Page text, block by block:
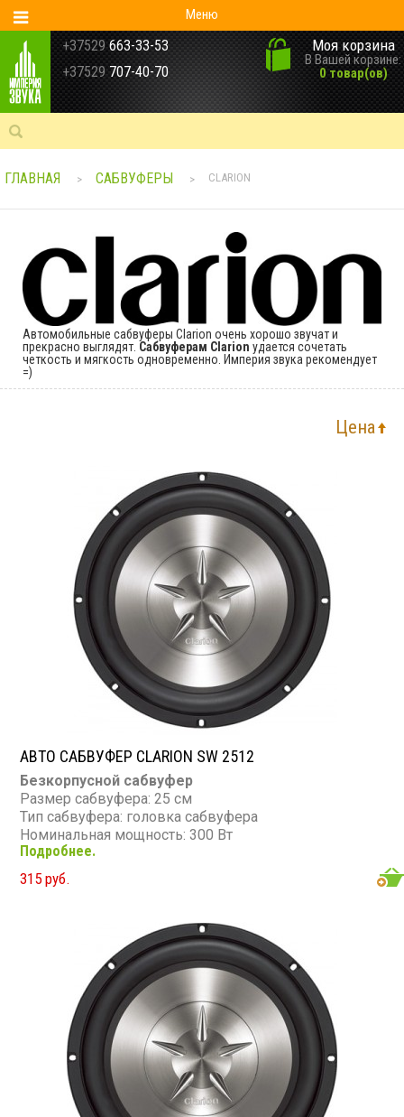
Меню
+37529 663-33-53
+37529 707-40-70
Моя корзина
В Вашей корзине:
0 товар(ов)
ГЛАВНАЯ > САБВУФЕРЫ > CLARION
Автомобильные сабвуферы Clarion очень хорошо звучат и
прекрасно выглядят. Сабвуферам Clarion удается сочетать
четкость и мягкость одновременно. Империя звука рекомендует
=)
Цена
АВТО САБВУФЕР CLARION SW 2512
Безкорпусной сабвуфер
Размер сабвуфера: 25 см
Тип сабвуфера: головка сабвуфера
Номинальная мощность: 300 Вт
Максимальная мощность: 600 Вт
Диапазон частот: 32 - 1 000 Гц
Сопротивление: 4 Ом
Подробнее.
315 руб.